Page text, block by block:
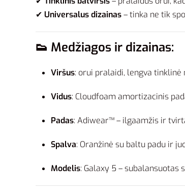
✔ Universalus dizainas– tinka ne tik
👟 Medžiagos ir dizainas:
Viršus: orui pralaidi, lengva tinklinė
Vidus: Cloudfoam amortizacinis
Padas: Adiwear™ – ilgaamžis ir
Spalva: Oranžinė su baltu padu ir
Modelis: Galaxy 5 –